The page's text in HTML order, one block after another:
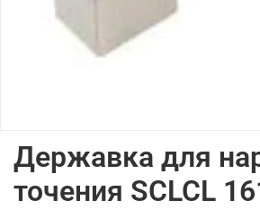
Державка для
точения SCLCL